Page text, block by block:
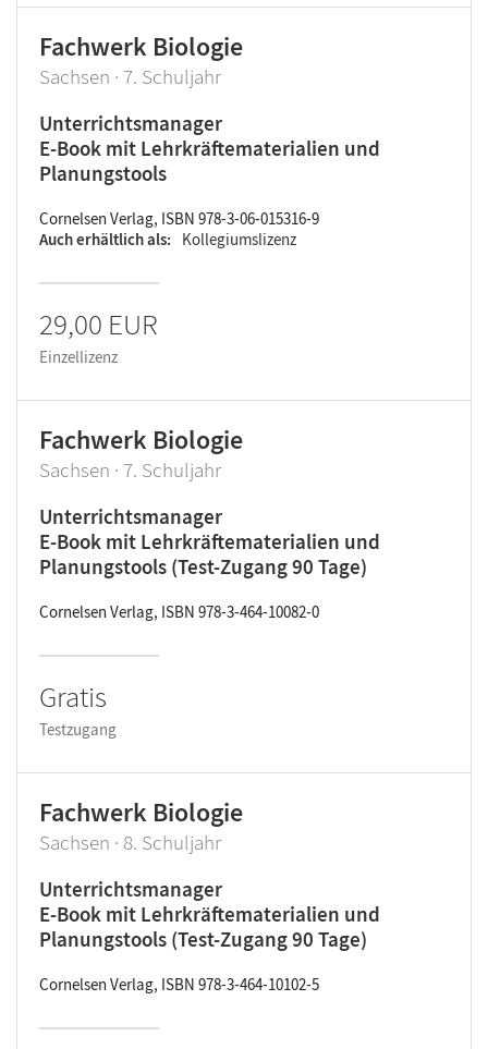
Fachwerk Biologie
Sachsen · 7. Schuljahr
Unterrichtsmanager
E-Book mit Lehrkräftematerialien und
Planungstools
Cornelsen Verlag, ISBN 978-3-06-015316-9
Auch erhältlich als
Kollegiumslizenz
29,00 EUR
Einzellizenz
Fachwerk Biologie
Sachsen · 7. Schuljahr
Unterrichtsmanager
E-Book mit Lehrkräftematerialien und
Planungstools (Test-Zugang 90 Tage)
Cornelsen Verlag, ISBN 978-3-464-10082-0
Gratis
Testzugang
Fachwerk Biologie
Sachsen · 8. Schuljahr
Unterrichtsmanager
E-Book mit Lehrkräftematerialien und
Planungstools (Test-Zugang 90 Tage)
Cornelsen Verlag, ISBN 978-3-464-10102-5